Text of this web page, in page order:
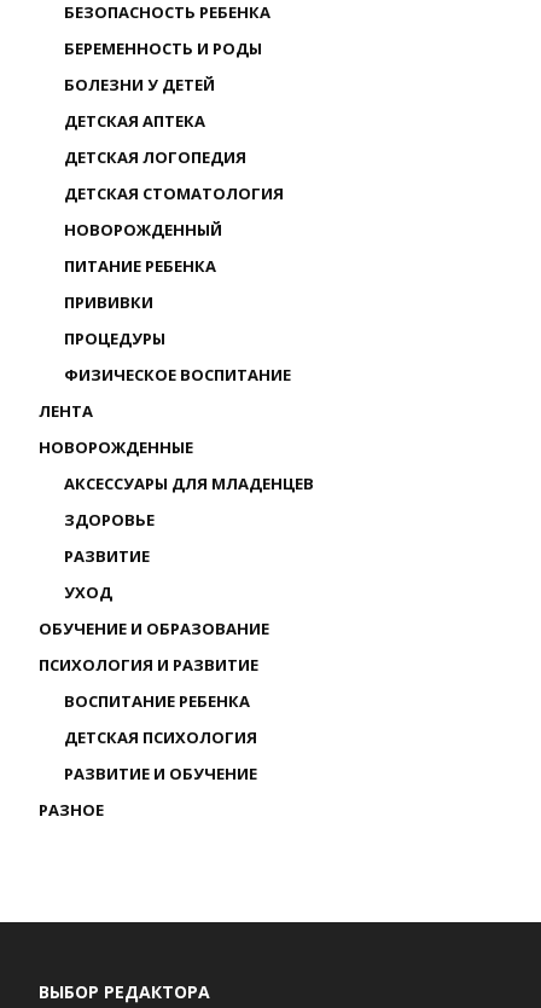
БЕЗОПАСНОСТЬ РЕБЕНКА
БЕРЕМЕННОСТЬ И РОДЫ
БОЛЕЗНИ У ДЕТЕЙ
ДЕТСКАЯ АПТЕКА
ДЕТСКАЯ ЛОГОПЕДИЯ
ДЕТСКАЯ СТОМАТОЛОГИЯ
НОВОРОЖДЕННЫЙ
ПИТАНИЕ РЕБЕНКА
ПРИВИВКИ
ПРОЦЕДУРЫ
ФИЗИЧЕСКОЕ ВОСПИТАНИЕ
ЛЕНТА
НОВОРОЖДЕННЫЕ
АКСЕССУАРЫ ДЛЯ МЛАДЕНЦЕВ
ЗДОРОВЬЕ
РАЗВИТИЕ
УХОД
ОБУЧЕНИЕ И ОБРАЗОВАНИЕ
ПСИХОЛОГИЯ И РАЗВИТИЕ
ВОСПИТАНИЕ РЕБЕНКА
ДЕТСКАЯ ПСИХОЛОГИЯ
РАЗВИТИЕ И ОБУЧЕНИЕ
РАЗНОЕ
ВЫБОР РЕДАКТОРА